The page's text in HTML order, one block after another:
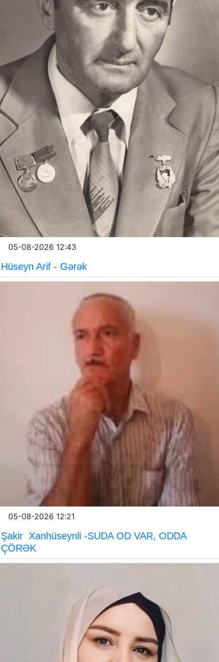
05-08-2026 12:43
Hüseyn Arif - Gərək
05-08-2026 12:21
Şakir Xanhüseynli -SUDA OD VAR, ODDA
ÇÖRƏK